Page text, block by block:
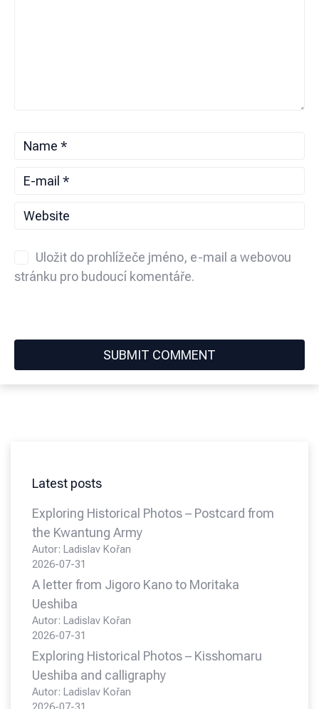
Uložit do prohlížeče jméno, e-mail a webovou
stránku pro budoucí komentáře.
Latest posts
Exploring Historical Photos – Postcard from
the Kwantung Army
Autor: Ladislav Kořan
2026-07-31
A letter from Jigoro Kano to Moritaka
Ueshiba
Autor: Ladislav Kořan
2026-07-31
Exploring Historical Photos – Kisshomaru
Ueshiba and calligraphy
Autor: Ladislav Kořan